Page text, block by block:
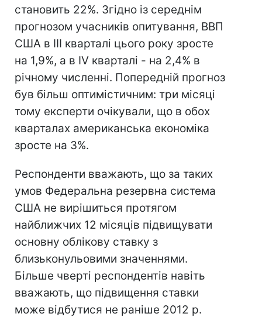
становить 22%. Згідно із середнім
прогнозом учасників опитування, ВВП
США в III кварталі цього року зросте
на 1,9%, а в IV кварталі - на 2,4% в
річному численні. Попередній прогноз
був більш оптимістичним: три місяці
тому експерти очікували, що в обох
кварталах американська економіка
зросте на 3%.
Респонденти вважають, що за таких
умов Федеральна резервна система
США не вирішиться протягом
найближчих 12 місяців підвищувати
основну облікову ставку з
близьконульовими значеннями.
Більше чверті респондентів навіть
вважають, що підвищення ставки
може відбутися не раніше 2012 р.